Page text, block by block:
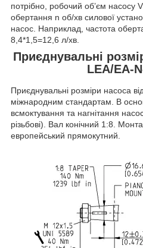
потрібно, робочий об’єм насосу V
обертання n об/хв силової
насос. Наприклад, частота
8,4*1,5=12,6 л/хв.
Приєднувальні
LEA/EA-
Приєднувальні розміри насоса
міжнародним стандартам. В
всмоктування та нагнітання
різьбові). Вал конічний 1:8.
европейський прямокутний.